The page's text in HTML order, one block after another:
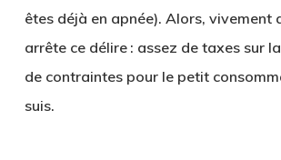
êtes déjà en apnée). Alors, vivement
arrête ce délire : assez de taxes sur
de contraintes pour le petit
suis.